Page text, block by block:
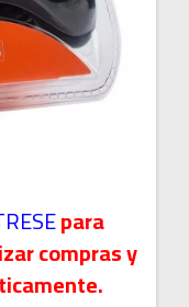
para
compras y